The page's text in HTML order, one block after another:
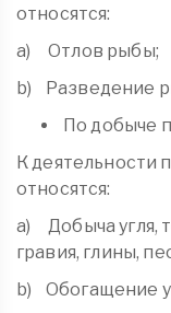
относятся:
a) Отлов рыбы;
b) Разведение
По добыче
К деятельности
относятся:
a) Добыча угля,
гравия, глины,
b) Обогащение